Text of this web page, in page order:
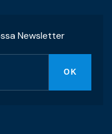
Newsletter